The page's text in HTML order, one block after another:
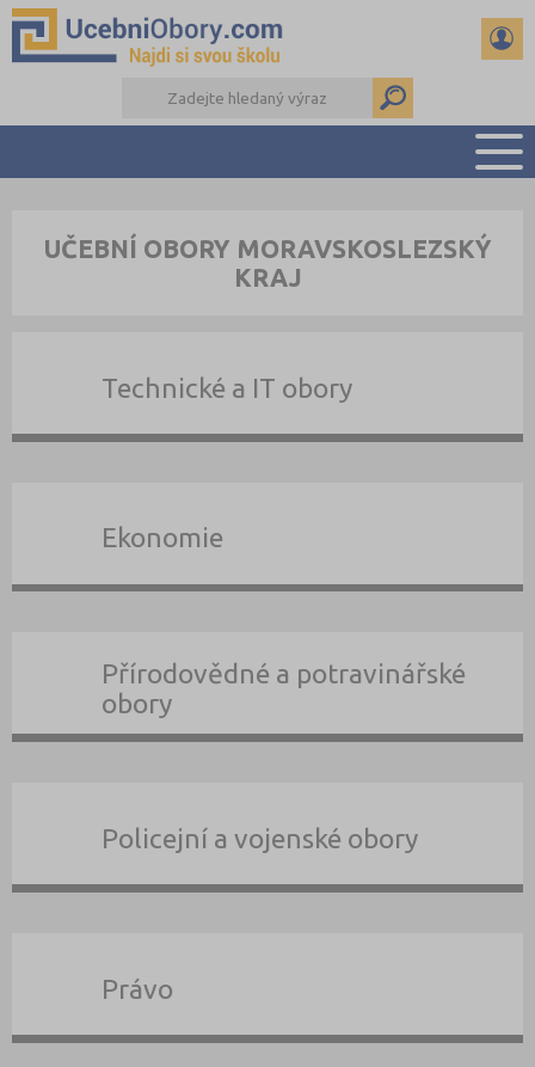
PŘÍPRAVA NA PŘIJÍMAČKY
UČEBNÍ OBORY MORAVSKOSLEZSKÝ
KRAJ
Technické a IT obory
Ekonomie
Přírodovědné a potravinářské
obory
Policejní a vojenské obory
Právo